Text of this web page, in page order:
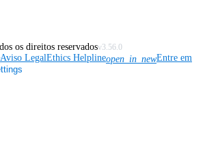
os direitos reservadosv3.56.0
Aviso LegalEthics Helplineopen_in_newEntre em